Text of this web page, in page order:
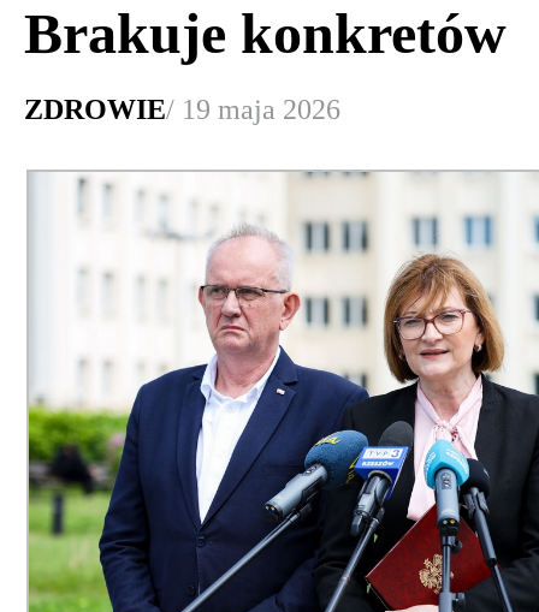
Brakuje konkretów
ZDROWIE/ 19 maja 2026